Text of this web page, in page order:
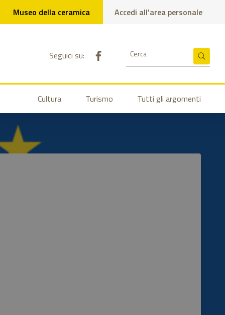
Museo della ceramica Accedi all'area personale
Seguici su: Pagina Facebook del comune
Cerca
Cerca
Cultura Turismo Tutti gli argomenti